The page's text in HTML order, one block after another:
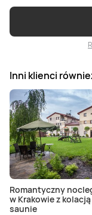
Inni klienci
Romantyczny
w Krakowie z
saunie